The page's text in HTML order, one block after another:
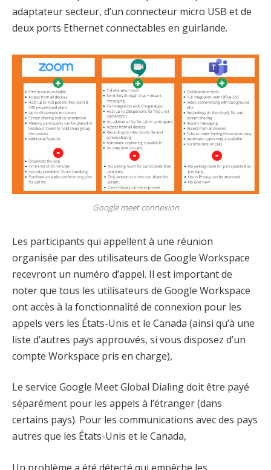
adaptateur secteur, d’un connecteur micro USB et de
deux ports Ethernet connectables en guirlande.
Google meet connexion
Les participants qui appellent à une réunion
organisée par des utilisateurs de Google Workspace
recevront un numéro d’appel. Il est important de
noter que tous les utilisateurs de Google Workspace
ont accès à la fonctionnalité de connexion pour les
appels vers les États-Unis et le Canada (ainsi qu’à une
liste d’autres pays approuvés, si vous disposez d’un
compte Workspace pris en charge),
Le service Google Meet Global Dialing doit être payé
séparément pour les appels à l’étranger (dans
certains pays). Pour les communications avec des pays
autres que les États-Unis et le Canada,